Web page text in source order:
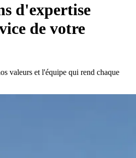
d'expertise
de votre
valeurs et l'équipe qui rend chaque